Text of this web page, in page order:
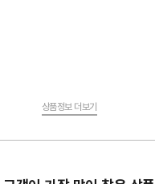
상품정보 더보기